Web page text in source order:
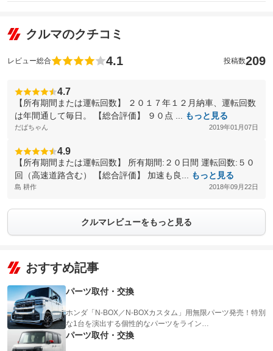
クルマのクチコミ
レビュー総合 4.1 投稿数209
4.7
【所有期間または運転回数】 ２０１７年１２月納車、運転回数
は年間通して毎日。 【総合評価】 ９０点 ...
もっと見る
だばちゃん 2019年01月07日
4.9
【所有期間または運転回数】 所有期間:２０日間 運転回数:５０
回（高速道路含む） 【総合評価】 加速も良...
もっと見る
島 耕作 2018年09月22日
クルマレビューをもっと見る
おすすめ記事
パーツ取付・交換
ホンダ「N-BOX／N-BOXカスタム」用無限パーツ発売！特別
な1台を演出する個性的なパーツをライン…
パーツ取付・交換